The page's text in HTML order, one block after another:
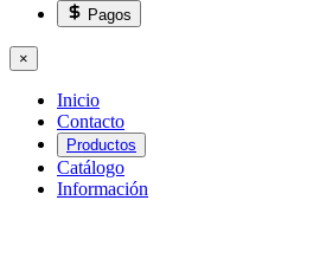
Pagos
×
Inicio
Contacto
Productos
Catálogo
Información